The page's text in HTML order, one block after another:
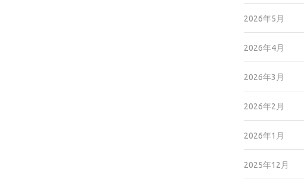
2026年5月
2026年4月
2026年3月
2026年2月
2026年1月
2025年12月